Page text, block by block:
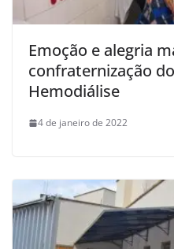
Emoção e alegria
confraternização
Hemodiálise
4 de janeiro de 2022